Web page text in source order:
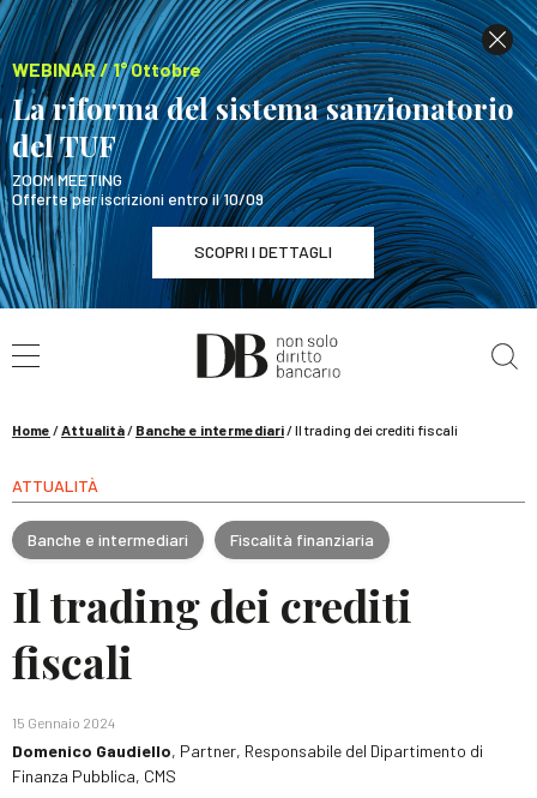
WEBINAR / 1° Ottobre
La riforma del sistema sanzionatorio
del TUF
ZOOM MEETING
Offerte per iscrizioni entro il 10/09
SCOPRI I DETTAGLI
WEBINAR / 1° Ottobre
La riforma del sistema sanzionatorio del TUF
Home /Attualità/ Banche e intermediari/Il trading dei crediti fiscali
ATTUALITÀ
Banche e intermediari Fiscalità finanziaria
Il trading dei crediti
fiscali
15 Gennaio 2024
Domenico Gaudiello, Partner, Responsabile del Dipartimento di
Finanza Pubblica, CMS